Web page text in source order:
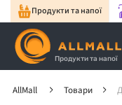
Продукти та напої
Продукти та напої
AllMall Товари